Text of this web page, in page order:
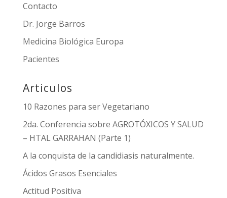
Contacto
Dr. Jorge Barros
Medicina Biológica Europa
Pacientes
Articulos
10 Razones para ser Vegetariano
2da. Conferencia sobre AGROTÓXICOS Y SALUD
– HTAL GARRAHAN (Parte 1)
A la conquista de la candidiasis naturalmente.
Ácidos Grasos Esenciales
Actitud Positiva